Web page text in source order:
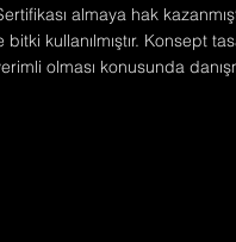
almaya hak
kullanılmıştır. Konsept
olması konusunda